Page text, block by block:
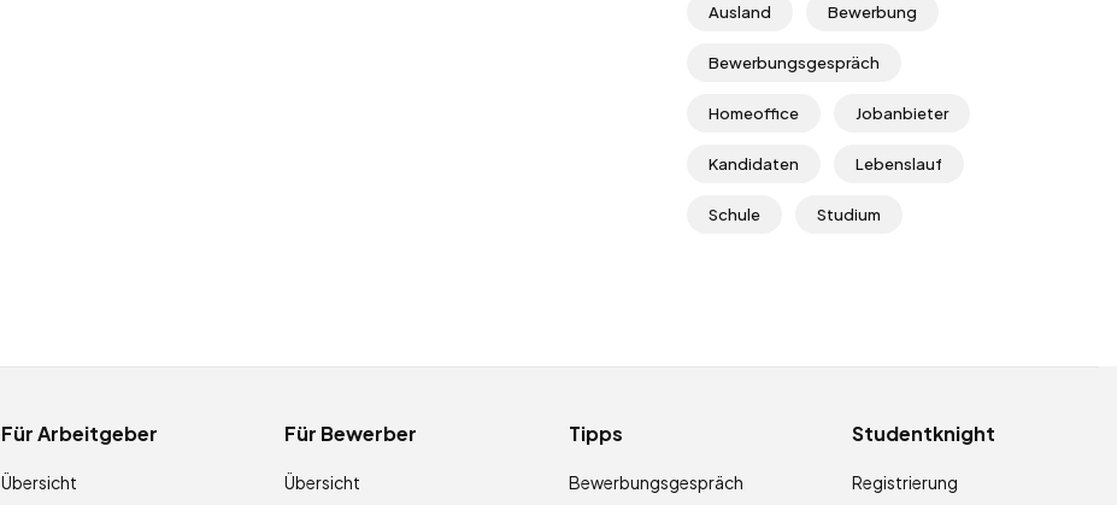
Ausland Bewerbung
Bewerbungsgespräch
Homeoffice Jobanbieter
Kandidaten Lebenslauf
Schule Studium
Für Arbeitgeber
Übersicht
Für Bewerber
Übersicht
Tipps
Bewerbungsgespräch
Studentknight
Registrierung